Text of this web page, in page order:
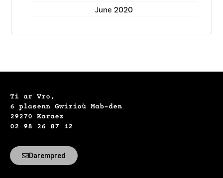
June 2020
Ti ar Vro,
6 plasenn Gwirioù Mab-den
29270 Karaez
02 98 26 87 12
Darempred